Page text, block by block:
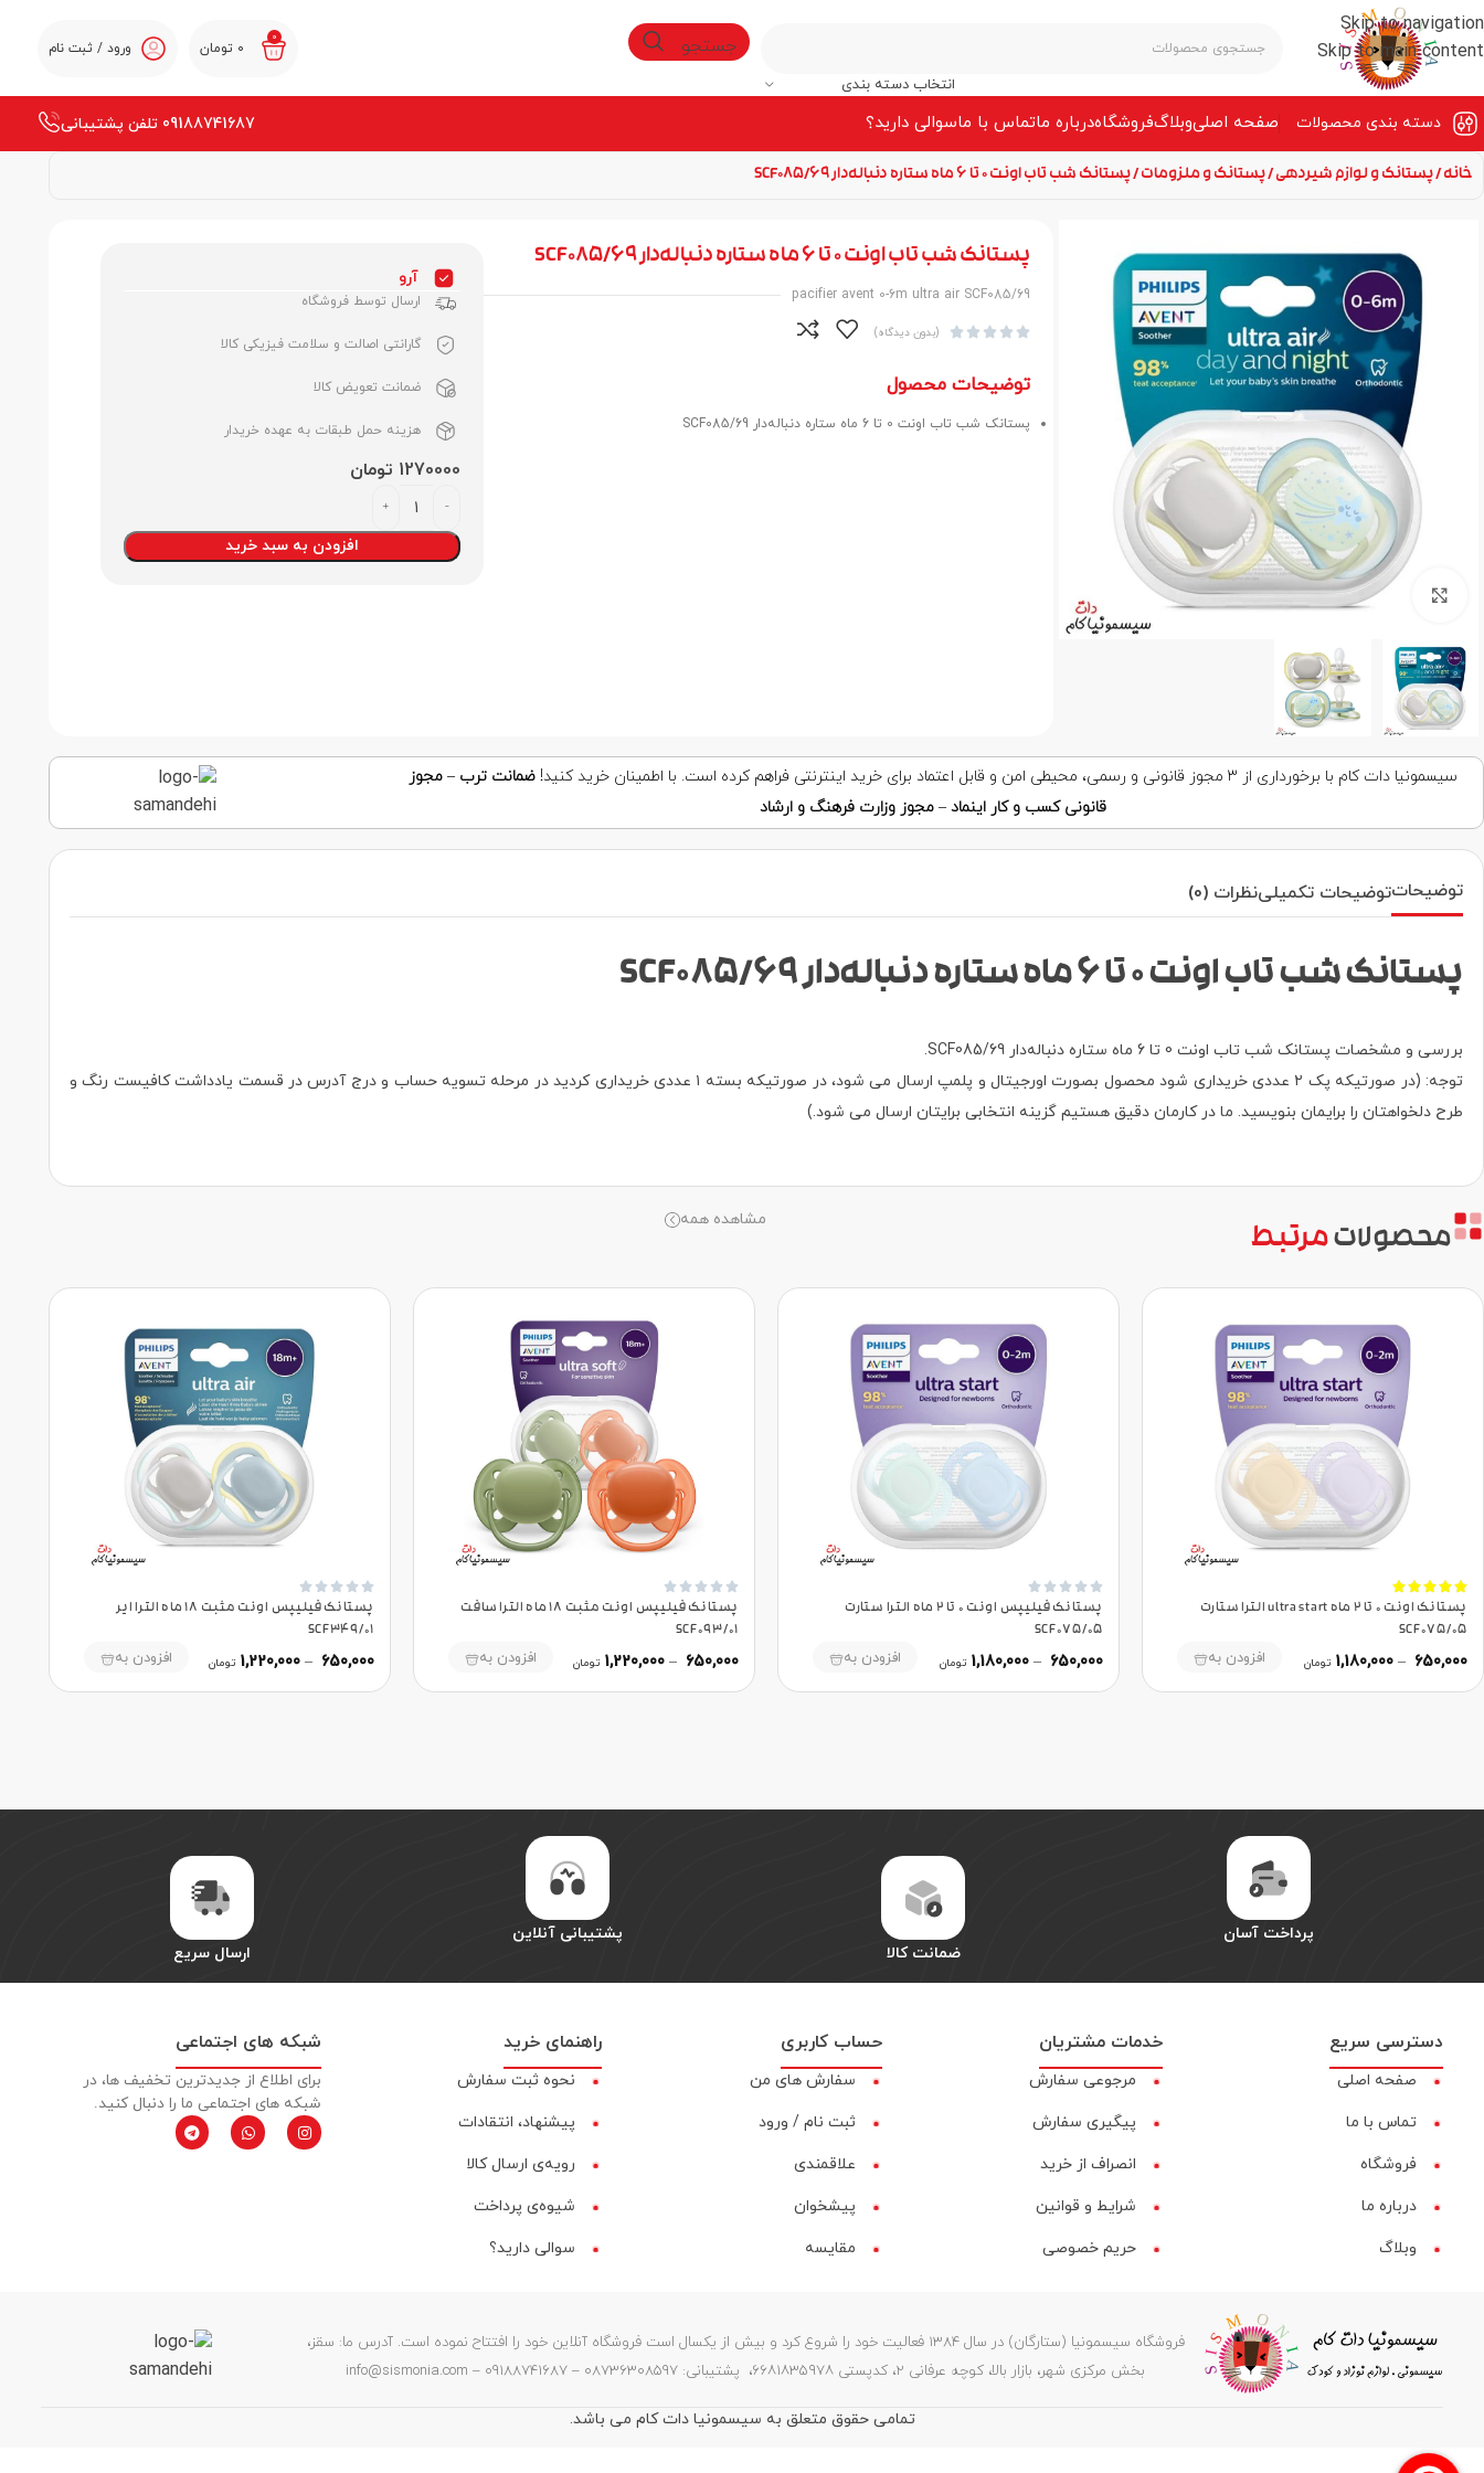
Skip to navigation
Skip to main content
انتخاب دسته بندی
جستجو 0
0 تومان ورود / ثبت نام
دسته بندی محصولات صفحه‌ اصلیوبلاگفروشگاهدرباره ماتماس با ماسوالی دارید؟ 09188741687 تلفن پشتیبانی
خانه پستانک و لوازم شیردهی پستانک و ملزومات پستانک شب تاب اونت 0 تا 6 ماه ستاره دنباله‌دار SCF085/69
برای بزرگنمایی کلیک کنید
پستانک شب تاب اونت 0 تا 6 ماه ستاره دنباله‌دار SCF085/69
pacifier avent 0-6m ultra air SCF085/69




 (بدون دیدگاه)
توضیحات محصول
پستانک شب تاب اونت 0 تا 6 ماه ستاره دنباله‌دار SCF085/69
آرو
ارسال توسط فروشگاه
گارانتی اصالت و سلامت فیزیکی کالا
ضمانت تعویض کالا
هزینه حمل طبقات به عهده خریدار
1270000 تومان
افزودن به سبد خرید
سیسمونیا دات کام با برخورداری از ۳ مجوز قانونی و رسمی، محیطی امن و قابل اعتماد برای خرید اینترنتی فراهم کرده است. با اطمینان خرید کنید! ضمانت ترب – مجوز
قانونی کسب و کار اینماد– مجوز وزارت فرهنگ و ارشاد
توضیحاتتوضیحات تکمیلینظرات (0)
پستانک شب تاب اونت 0 تا 6 ماه ستاره دنباله‌دار SCF085/69
بررسی و مشخصات پستانک شب تاب اونت 0 تا 6 ماه ستاره دنباله‌دار SCF085/69.
توجه: (در صورتیکه پک ۲ عددی خریداری شود محصول بصورت اورجیتال و پلمپ ارسال می شود، در صورتیکه بسته ۱ عددی خریداری کردید در مرحله تسویه حساب و درج آدرس در قسمت یادداشت کافیست رنگ و
طرح دلخواهتان را برایمان بنویسید. ما در کارمان دقیق هستیم گزینه انتخابی برایتان ارسال می شود.)
محصولاتمرتبط
مشاهده همه





پستانک اونت 0 تا 2 ماه ultra start الترا ستارت
SCF075/05
650,000
–
1,180,000 تومان افزودن به





پستانک فیلیپس اونت 0 تا 2 ماه الترا ستارت
SCF075/05
650,000
–
1,180,000 تومان افزودن به





پستانک فیلیپس اونت مثبت 18 ماه الترا سافت
SCF093/01
650,000
–
1,220,000 تومان افزودن به





پستانک فیلیپس اونت مثبت 18 ماه الترا ایر
SCF349/01
650,000
–
1,220,000 تومان افزودن به
پرداخت آسان
ضمانت کالا
پشتیبانی آنلاین
ارسال سریع
دسترسی سریع
صفحه اصلی
تماس با ما
فروشگاه
درباره ما
وبلاگ
خدمات مشتریان
مرجوعی سفارش
پیگیری سفارش
انصراف از خرید
شرایط و قوانین
حریم خصوصی
حساب کاربری
سفارش های من
ثبت نام / ورود
علاقمندی
پیشخوان
مقایسه‌
راهنمای خرید
نحوه ثبت سفارش
پیشنهاد، انتقادات
رویه‌ی ارسال کالا
شیوه‌ی پرداخت
سوالی دارید؟
شبکه های اجتماعی
برای اطلاع از جدیدترین تخفیف ها، در
شبکه های اجتماعی ما را دنبال کنید.
فروشگاه سیسمونیا (ستارگان) در سال 1384 فعالیت خود را شروع کرد و بیش از یکسال است فروشگاه آنلاین خود را افتتاح نموده است. آدرس ما: سقز،
بخش مرکزی شهر، بازار بالا، کوچه عرفانی ۲، کدپستی ۶۶۸۱۸۳۵۹۷۸، پشتیبانی: 08736308597 – 09188741687 – info@sismonia.com
تمامی حقوق متعلق به سیسمونیا دات کام می باشد.
جستجو